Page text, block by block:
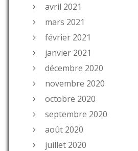
avril 2021
mars 2021
février 2021
janvier 2021
décembre 2020
novembre 2020
octobre 2020
septembre 2020
août 2020
juillet 2020